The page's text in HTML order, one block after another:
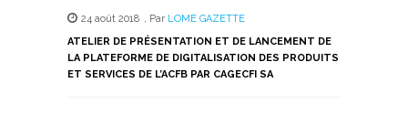
24 août 2018 , Par LOME GAZETTE
ATELIER DE PRÉSENTATION ET DE LANCEMENT DE
LA PLATEFORME DE DIGITALISATION DES PRODUITS
ET SERVICES DE L’ACFB PAR CAGECFI SA